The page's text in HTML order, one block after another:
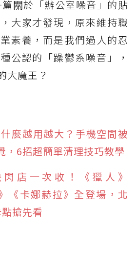
關於「辦公室噪音」的貼
大家才發現，原來維持職
素養，而是我們過人的忍
公認的「躁鬱系噪音」，
大魔王？
麼越用越大？手機空間被
，6招超簡單清理技巧教學
店一次收！《獵人》
《卡娜赫拉》全登場，北
搶先看